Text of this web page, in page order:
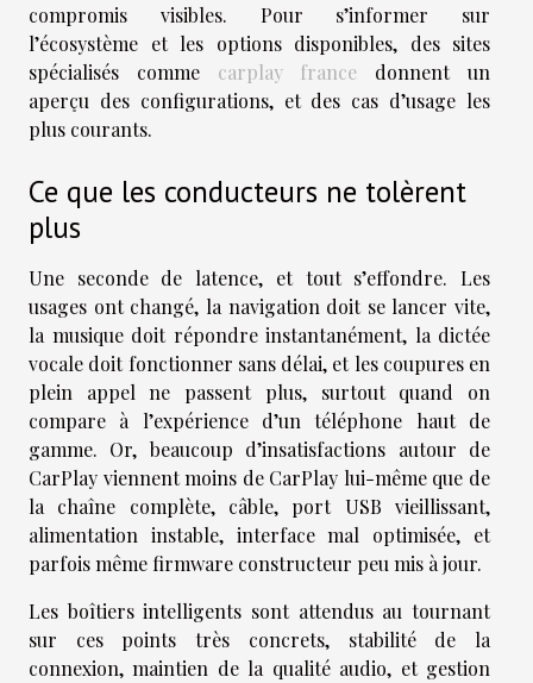
compromis visibles. Pour s’informer sur
l’écosystème et les options disponibles, des sites
spécialisés comme carplay france donnent un
aperçu des configurations, et des cas d’usage les
plus courants.
Ce que les conducteurs ne tolèrent
plus
Une seconde de latence, et tout s’effondre. Les
usages ont changé, la navigation doit se lancer vite,
la musique doit répondre instantanément, la dictée
vocale doit fonctionner sans délai, et les coupures en
plein appel ne passent plus, surtout quand on
compare à l’expérience d’un téléphone haut de
gamme. Or, beaucoup d’insatisfactions autour de
CarPlay viennent moins de CarPlay lui-même que de
la chaîne complète, câble, port USB vieillissant,
alimentation instable, interface mal optimisée, et
parfois même firmware constructeur peu mis à jour.
Les boîtiers intelligents sont attendus au tournant
sur ces points très concrets, stabilité de la
connexion, maintien de la qualité audio, et gestion